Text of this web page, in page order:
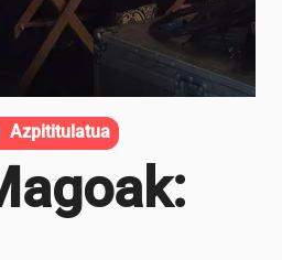
Azpititulatua